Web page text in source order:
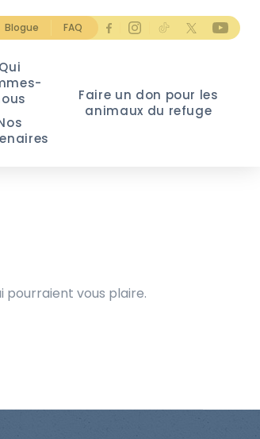
Blogue FAQ
Qui
Faire un don pour les
animaux du refuge
pourraient vous plaire.